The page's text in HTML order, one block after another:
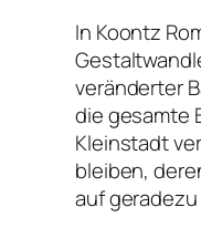
In Koontz
veränderter
die gesamte
Kleinstadt
bleiben,
auf